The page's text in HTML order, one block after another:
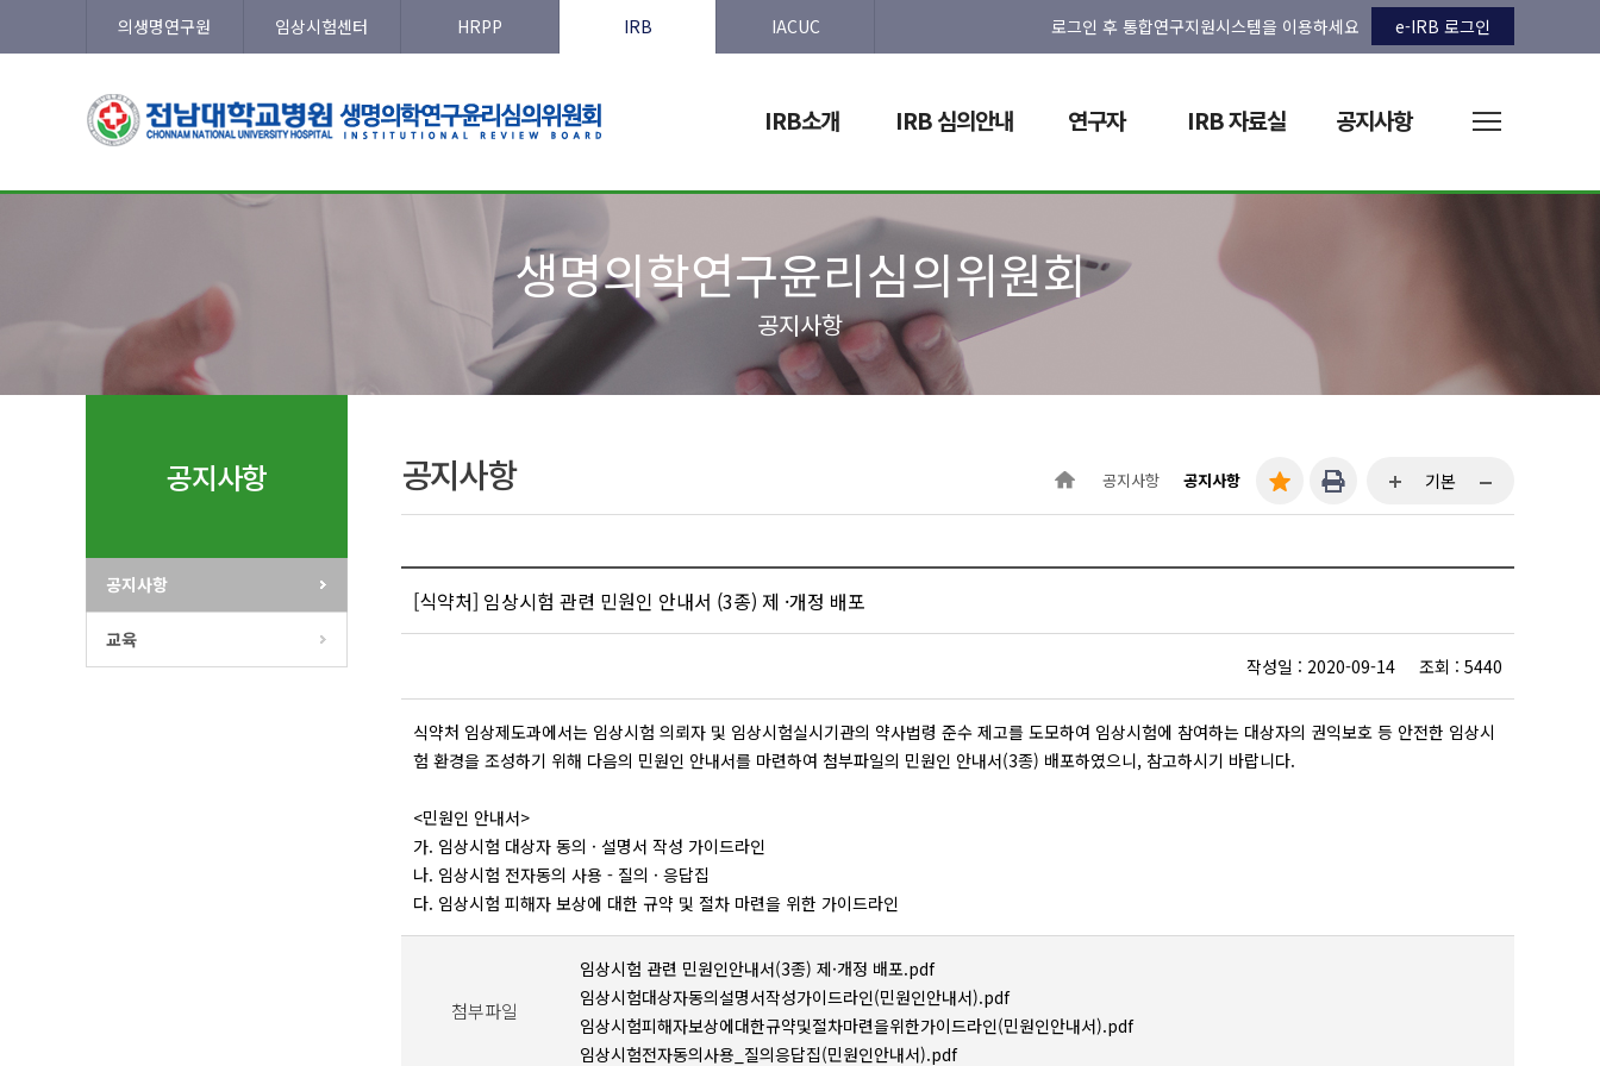
의생명연구원 임상시험센터 HRPP IRB IACUC 로그인 후 통합연구지원시스템을 이용하세요 e-IRB 로그인
IRB소개 IRB 심의안내 연구자 IRB 자료실 공지사항
생명의학연구윤리심의위원회
공지사항
공지사항
공지사항
교육
공지사항 공지사항 공지사항 기본
[식약처] 임상시험 관련 민원인 안내서 (3종) 제 ·개정 배포
작성일 : 2020-09-14 조회 : 5440
식약처 임상제도과에서는 임상시험 의뢰자 및 임상시험실시기관의 약사법령 준수 제고를 도모하여 임상시험에 참여하는 대상자의 권익보호 등 안전한 임상시
험 환경을 조성하기 위해 다음의 민원인 안내서를 마련하여 첨부파일의 민원인 안내서(3종) 배포하였으니, 참고하시기 바랍니다.
<민원인 안내서>
가. 임상시험 대상자 동의 · 설명서 작성 가이드라인
나. 임상시험 전자동의 사용 - 질의 · 응답집
다. 임상시험 피해자 보상에 대한 규약 및 절차 마련을 위한 가이드라인
첨부파일
임상시험 관련 민원인안내서(3종) 제·개정 배포.pdf
임상시험대상자동의설명서작성가이드라인(민원인안내서).pdf
임상시험피해자보상에대한규약및절차마련을위한가이드라인(민원인안내서).pdf
임상시험전자동의사용_질의응답집(민원인안내서).pdf